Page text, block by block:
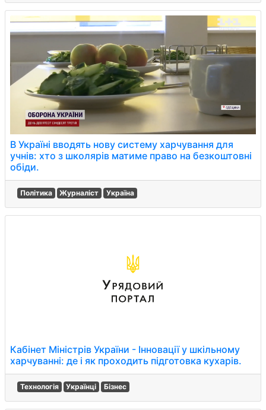
В Україні вводять нову систему харчування для
учнів: хто з школярів матиме право на безкоштовні
обіди.
Політика Журналіст Україна
Кабінет Міністрів України - Інновації у шкільному
харчуванні: де і як проходить підготовка кухарів.
Технологія Українці Бізнес